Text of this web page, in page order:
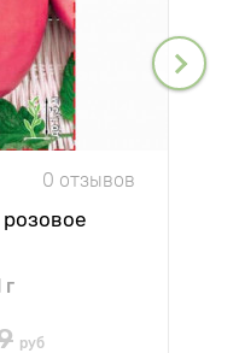
0 отзывов
г
руб